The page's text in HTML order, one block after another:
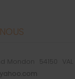
Mondon 54150